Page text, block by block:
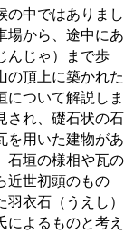
中ではありまし
場から、途中にあ
んじゃ）まで歩
の頂上に築かれた
について解説しま
され、礎石状の石
を用いた建物があ
石垣の様相や瓦の
近世初頭のもの
衣石（うえし）
によるものと考え